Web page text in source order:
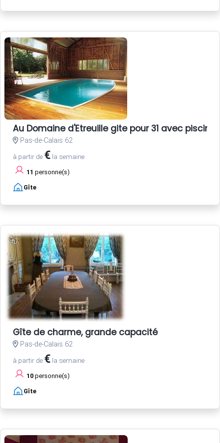
Au Domaine d'Etreuille gite pour 31 avec
Pas-de-Calais 62
à partir de € la semaine
11 personne(s)
Gîte
Gîte de charme, grande capacité
Pas-de-Calais 62
à partir de € la semaine
10 personne(s)
Gîte